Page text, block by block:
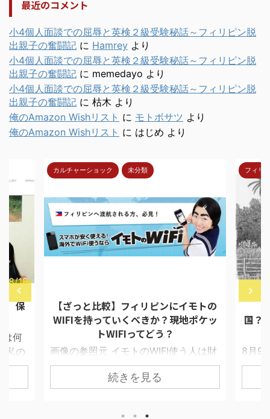
最近のコメント
小4個人面談での屈辱と英検２級受験秘話～フィリピン脱
出親子の奮闘記 に Hamrey より
小4個人面談での屈辱と英検２級受験秘話～フィリピン脱
出親子の奮闘記 に memedayo より
小4個人面談での屈辱と英検２級受験秘話～フィリピン脱
出親子の奮闘記 に 枯木 より
俺のAmazon Wishリスト に モトボサツ より
俺のAmazon Wishリスト に はじめ より
8/18
保
は何
私の
ド選
カルチャーショック 未分類
【ざっと比較】フィリピンにイモトの
WIFIを持っていくべきか？現地ポケッ
トWIFIってどう？
画像の参照元 イモトのWIFI使う人は財
布に余裕がある セブで留学生と接触す
ると必ず聞くことにしている質問があ
続きを見る
フィリ
【
国？
8月9
ムが